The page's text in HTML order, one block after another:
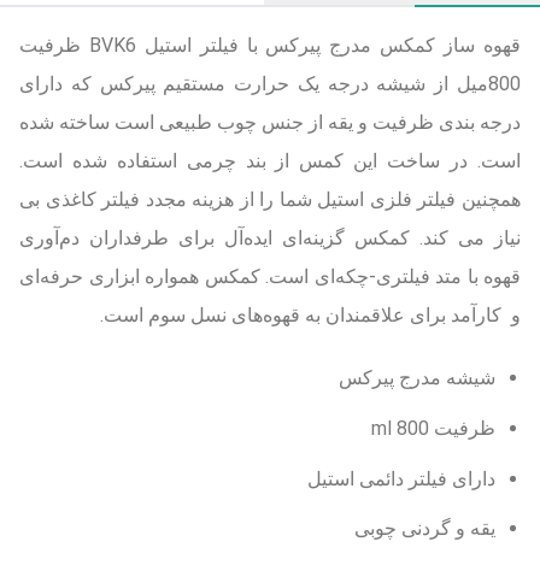
قهوه ساز کمکس مدرج پیرکس با فیلتر استیل BVK6 ظرفیت
800میل از شیشه درجه یک حرارت مستقیم پیرکس که دارای
درجه بندی ظرفیت و یقه از جنس چوب طبیعی است ساخته شده
است. در ساخت این کمس از بند چرمی استفاده شده است.
همچنین فیلتر فلزی استیل شما را از هزینه مجدد فیلتر کاغذی بی
نیاز می کند. کمکس گزینه‌ای ایده‌آل برای طرفداران دم‌آوری
قهوه با متد فیلتری-چکه‌ای است. کمکس همواره ابزاری حرفه‌ای
و کارآمد برای علاقمندان به قهوه‌های نسل سوم است.
شیشه مدرج پیرکس
ظرفیت 800 ml
دارای فیلتر دائمی استیل
یقه و گردنی چوبی